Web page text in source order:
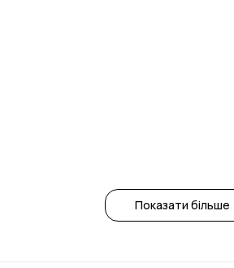
Показати більше